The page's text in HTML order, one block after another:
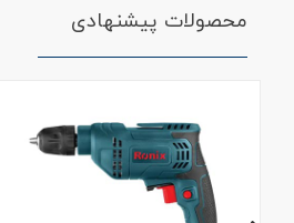
محصولات پیشنهادی